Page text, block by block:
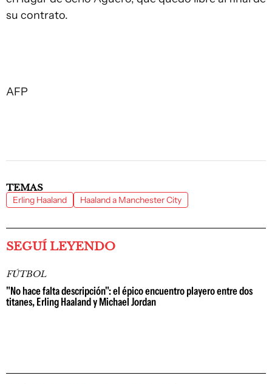
su contrato.
AFP
TEMAS
Erling Haaland Haaland a Manchester City
SEGUÍ LEYENDO
FÚTBOL
"No hace falta descripción": el épico encuentro playero entre dos
titanes, Erling Haaland y Michael Jordan